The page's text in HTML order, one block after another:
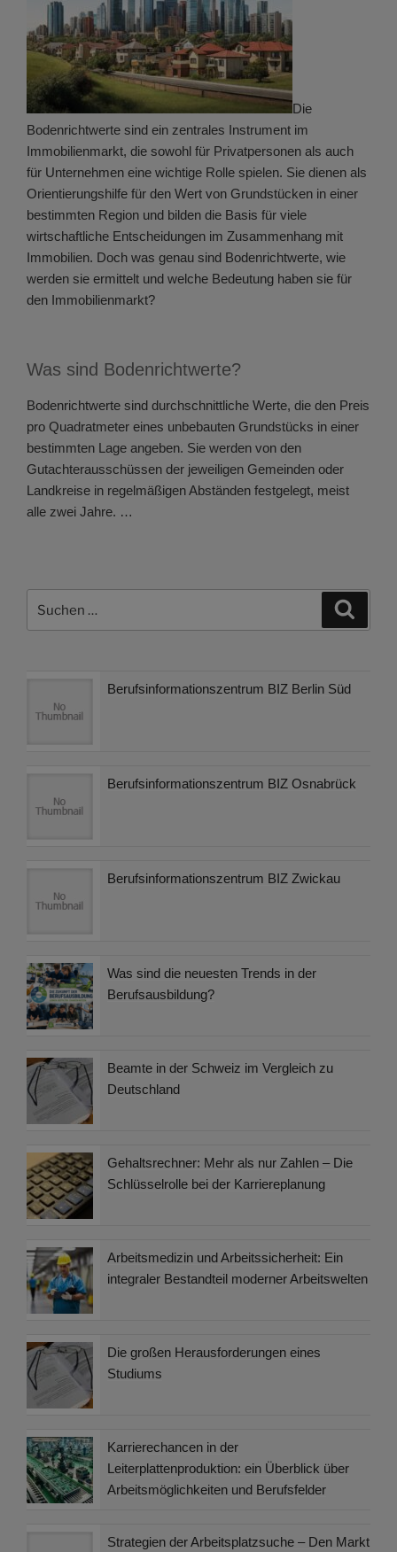
Die
Bodenrichtwerte sind ein zentrales Instrument im
Immobilienmarkt, die sowohl für Privatpersonen als auch
für Unternehmen eine wichtige Rolle spielen. Sie dienen als
Orientierungshilfe für den Wert von Grundstücken in einer
bestimmten Region und bilden die Basis für viele
wirtschaftliche Entscheidungen im Zusammenhang mit
Immobilien. Doch was genau sind Bodenrichtwerte, wie
werden sie ermittelt und welche Bedeutung haben sie für
den Immobilienmarkt?
Was sind Bodenrichtwerte?
Bodenrichtwerte sind durchschnittliche Werte, die den Preis
pro Quadratmeter eines unbebauten Grundstücks in einer
bestimmten Lage angeben. Sie werden von den
Gutachterausschüssen der jeweiligen Gemeinden oder
Landkreise in regelmäßigen Abständen festgelegt, meist
alle zwei Jahre. …
nach:
Berufsinformationszentrum BIZ Berlin Süd
Berufsinformationszentrum BIZ Osnabrück
Berufsinformationszentrum BIZ Zwickau
Was sind die neuesten Trends in der
Berufsausbildung?
Beamte in der Schweiz im Vergleich zu
Deutschland
Gehaltsrechner: Mehr als nur Zahlen – Die
Schlüsselrolle bei der Karriereplanung
Arbeitsmedizin und Arbeitssicherheit: Ein
integraler Bestandteil moderner Arbeitswelten
Die großen Herausforderungen eines
Studiums
Karrierechancen in der
Leiterplattenproduktion: ein Überblick über
Arbeitsmöglichkeiten und Berufsfelder
Strategien der Arbeitsplatzsuche – Den Markt